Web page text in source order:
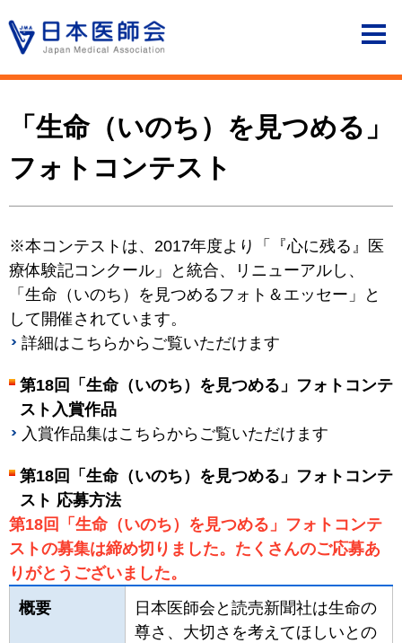
「生命（いのち）を見つめる」
フォトコンテスト
※本コンテストは、2017年度より「『心に残る』医
療体験記コンクール」と統合、リニューアルし、
「生命（いのち）を見つめるフォト＆エッセー」と
して開催されています。
詳細はこちらからご覧いただけます
第18回「生命（いのち）を見つめる」フォトコンテ
スト入賞作品
入賞作品集はこちらからご覧いただけます
第18回「生命（いのち）を見つめる」フォトコンテ
スト 応募方法
第18回「生命（いのち）を見つめる」フォトコンテ
ストの募集は締め切りました。たくさんのご応募あ
りがとうございました。
概要
日本医師会と読売新聞社は生命の
尊さ、大切さを考えてほしいとの